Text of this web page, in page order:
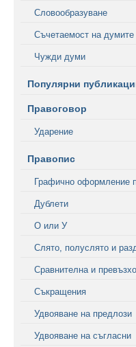
Словообразуване
Съчетаемост на думите
Чужди думи
Популярни
Правоговор
Ударение
Правопис
Графично оформление
Дублети
О или У
Слято, полуслято и
Сравнителна и
Съкращения
Удвояване на предлози
Удвояване на съгласни